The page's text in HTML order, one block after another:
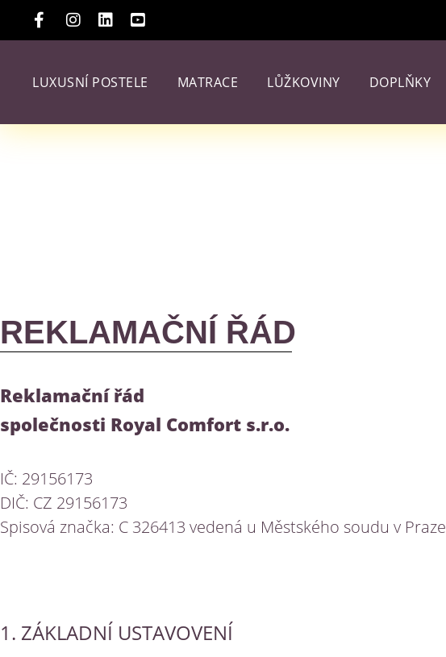
LUXUSNÍ POSTELE MATRACE LŮŽKOVINY DOPLŇKY
REKLAMAČNÍ ŘÁD
Reklamační řád
společnosti Royal Comfort s.r.o.
IČ: 29156173
DIČ: CZ 29156173
Spisová značka: C 326413 vedená u Městského soudu v Praze
1. ZÁKLADNÍ USTAVOVENÍ